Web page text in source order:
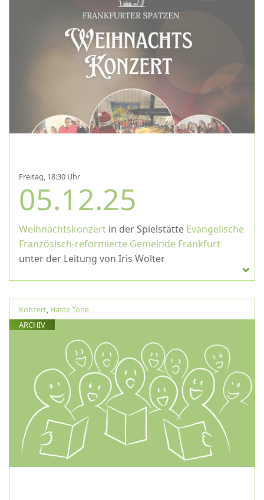
Freitag, 18:30 Uhr
05.12.25
Weihnachtskonzert in der Spielstätte Evangelische
Französisch-reformierte Gemeinde Frankfurt
unter der Leitung von Iris Wolter
Konzert, Haste Töne
ARCHIV